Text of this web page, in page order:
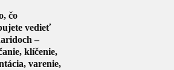
čo
vedieť
–
klíčenie,
varenie,